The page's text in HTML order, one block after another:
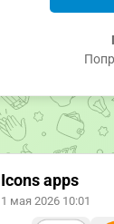
Icons apps
1 мая 2026 10:01